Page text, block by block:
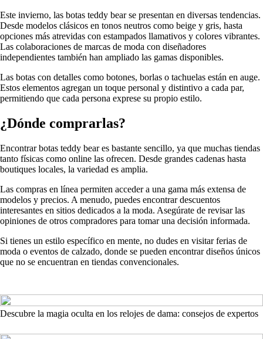
Este invierno, las botas teddy bear se presentan en diversas tendencias.
Desde modelos clásicos en tonos neutros como beige y gris, hasta
opciones más atrevidas con estampados llamativos y colores vibrantes.
Las colaboraciones de marcas de moda con diseñadores
independientes también han ampliado las gamas disponibles.
Las botas con detalles como botones, borlas o tachuelas están en auge.
Estos elementos agregan un toque personal y distintivo a cada par,
permitiendo que cada persona exprese su propio estilo.
¿Dónde comprarlas?
Encontrar botas teddy bear es bastante sencillo, ya que muchas tiendas
tanto físicas como online las ofrecen. Desde grandes cadenas hasta
boutiques locales, la variedad es amplia.
Las compras en línea permiten acceder a una gama más extensa de
modelos y precios. A menudo, puedes encontrar descuentos
interesantes en sitios dedicados a la moda. Asegúrate de revisar las
opiniones de otros compradores para tomar una decisión informada.
Si tienes un estilo específico en mente, no dudes en visitar ferias de
moda o eventos de calzado, donde se pueden encontrar diseños únicos
que no se encuentran en tiendas convencionales.
Descubre la magia oculta en los relojes de dama: consejos de expertos